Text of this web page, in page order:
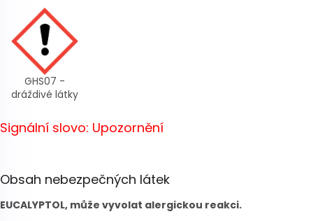
GHS07 -
dráždivé látky
Signální slovo: Upozornění
Obsah nebezpečných látek
EUCALYPTOL, může vyvolat alergickou reakci.